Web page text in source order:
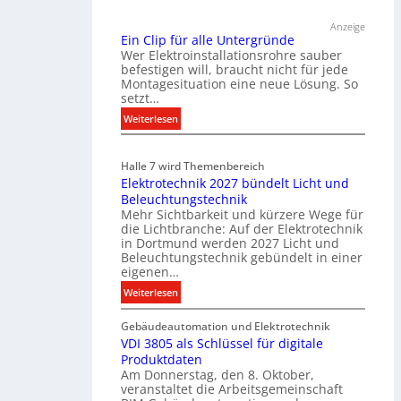
r
k
o
m
u
n
k
a
t
i
o
n
t
S
y
s
t
e
Anzeige
Ein Clip für alle Untergründe
Wer Elektroinstallationsrohre sauber
befestigen will, braucht nicht für jede
Montagesituation eine neue Lösung. So
setzt…
Weiterlesen:
E
n
C
l
i
p
f
a
l
e
U
n
Halle 7 wird Themenbereich
Elektrotechnik 2027 bündelt Licht und
Beleuchtungstechnik
Mehr Sichtbarkeit und kürzere Wege für
die Lichtbranche: Auf der Elektrotechnik
in Dortmund werden 2027 Licht und
Beleuchtungstechnik gebündelt in einer
eigenen…
Weiterlesen:
E
l
e
k
t
r
Gebäudeautomation und Elektrotechnik
VDI 3805 als Schlüssel für digitale
Produktdaten
Am Donnerstag, den 8. Oktober,
veranstaltet die Arbeitsgemeinschaft